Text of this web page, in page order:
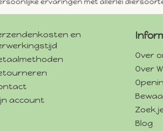
en
account
Over
Over
Zoek
Blog